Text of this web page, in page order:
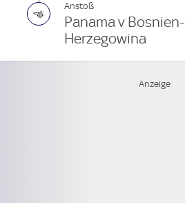
Anstoß
Panama v Bosnien-
Herzegowina